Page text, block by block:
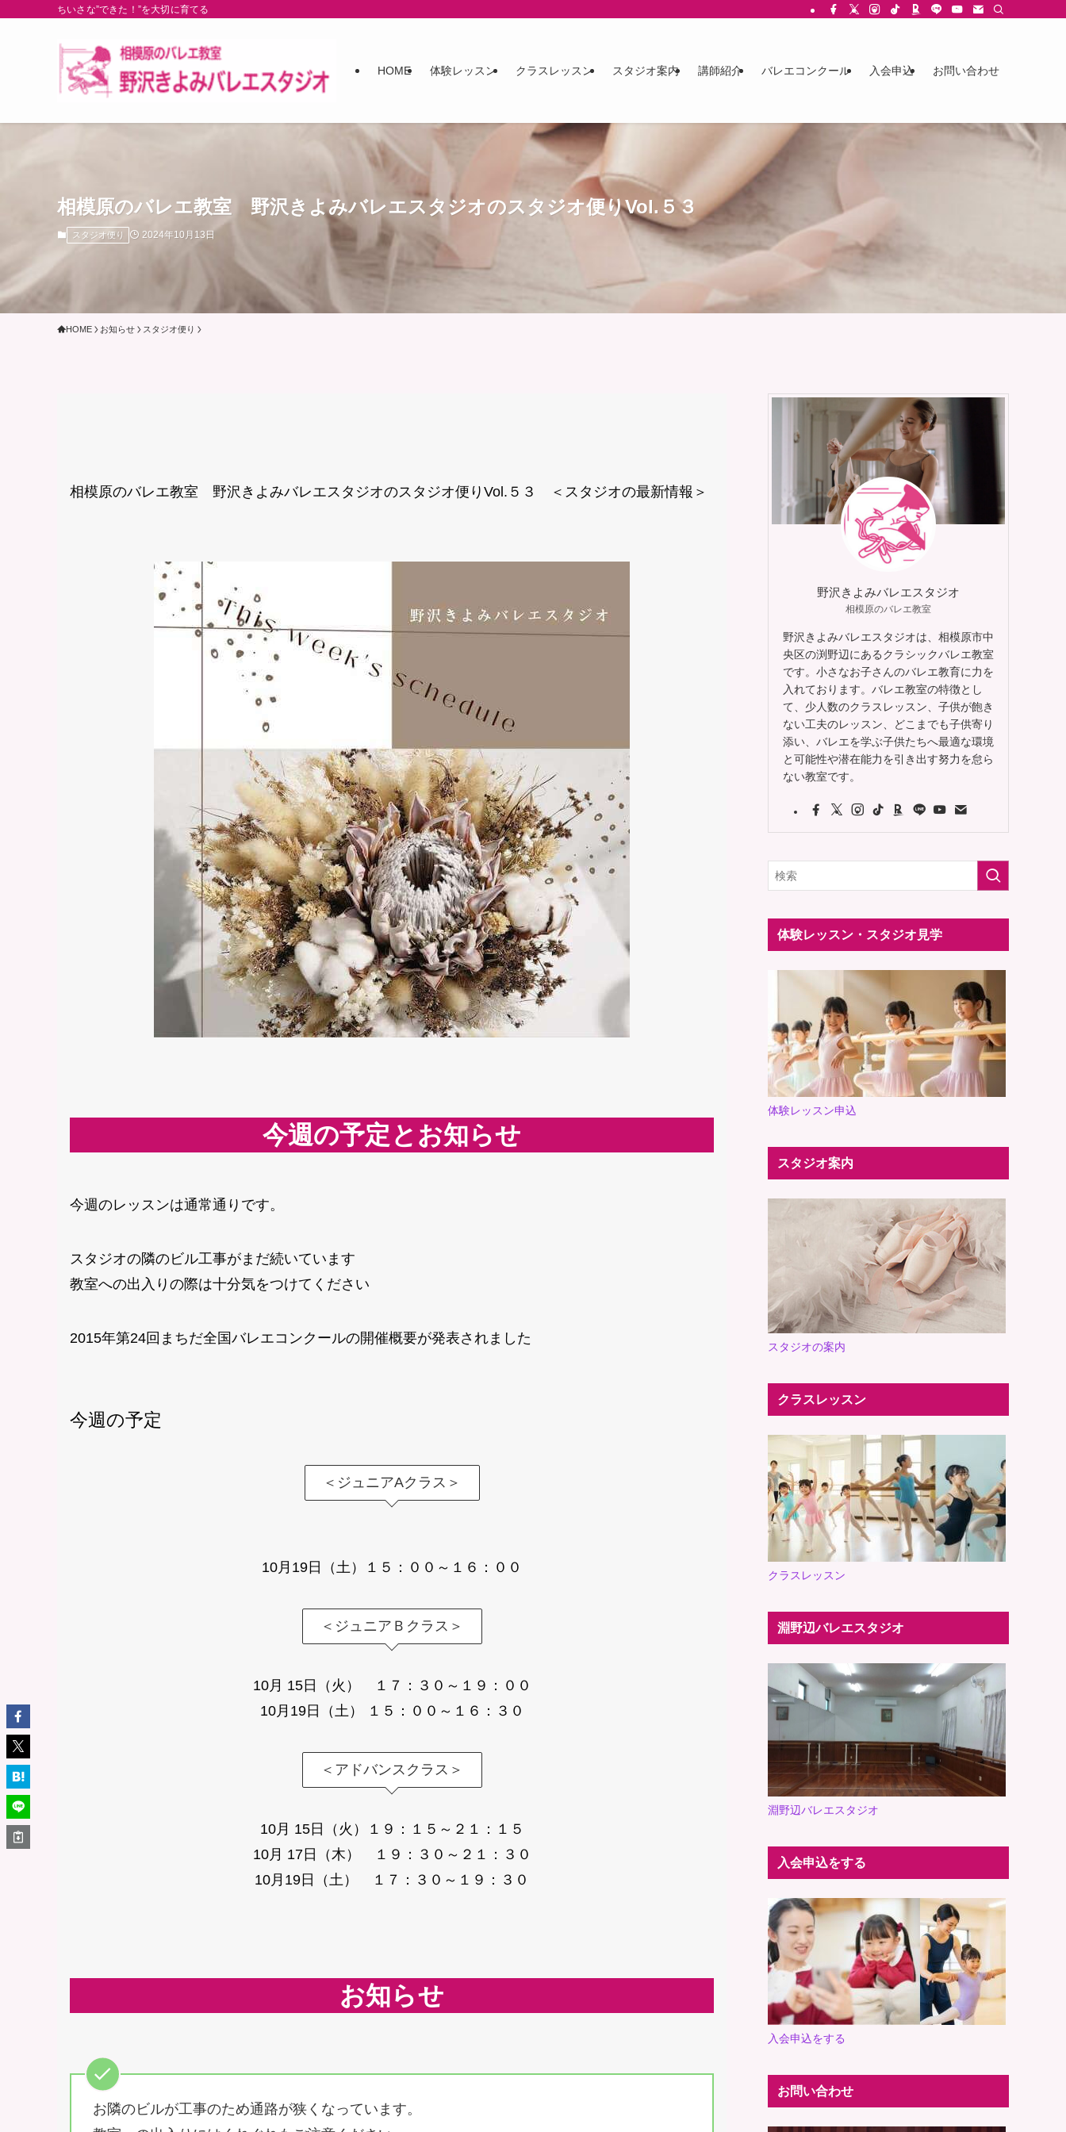
ちいさな”できた！”を大切に育てる
HOME 体験レッスン クラスレッスン スタジオ案内 講師紹介 バレエコンクール 入会申込 お問い合わせ
相模原のバレエ教室 野沢きよみバレエスタジオのスタジオ便りVol.５３
スタジオ便り 2024年10月13日
HOME お知らせ スタジオ便り
相模原のバレエ教室 野沢きよみバレエスタジオのスタジオ便りVol.５３ ＜スタジオの最新情報＞
今週の予定とお知らせ
今週のレッスンは通常通りです。
スタジオの隣のビル工事がまだ続いています
教室への出入りの際は十分気をつけてください
2015年第24回まちだ全国バレエコンクールの開催概要が発表されました
今週の予定
＜ジュニアAクラス＞
10月19日（土）１５：００～１６：００
＜ジュニアＢクラス＞
10月 15日（火） １７：３０～１９：００
10月19日（土） １５：００～１６：３０
＜アドバンスクラス＞
10月 15日（火）１９：１５～２１：１５
10月 17日（木） １９：３０～２１：３０
10月19日（土） １７：３０～１９：３０
お知らせ
お隣のビルが工事のため通路が狭くなっています。
野沢きよみバレエスタジオ
相模原のバレエ教室
野沢きよみバレエスタジオは、相模原市中
央区の渕野辺にあるクラシックバレエ教室
です。小さなお子さんのバレエ教育に力を
入れております。バレエ教室の特徴とし
て、少人数のクラスレッスン、子供が飽き
ない工夫のレッスン、どこまでも子供寄り
添い、バレエを学ぶ子供たちへ最適な環境
と可能性や潜在能力を引き出す努力を怠ら
ない教室です。
体験レッスン・スタジオ見学
体験レッスン申込
スタジオ案内
スタジオの案内
クラスレッスン
クラスレッスン
淵野辺バレエスタジオ
淵野辺バレエスタジオ
入会申込をする
入会申込をする
お問い合わせ